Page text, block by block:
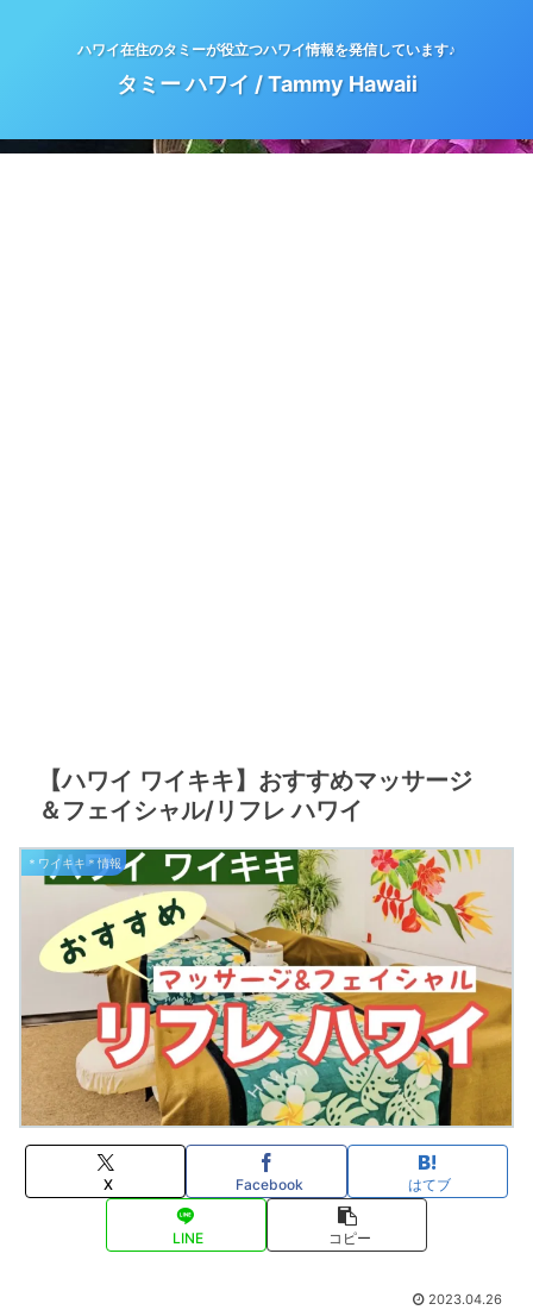
ハワイ在住のタミーが役立つハワイ情報を発信しています♪
タミー ハワイ / Tammy Hawaii
【ハワイ ワイキキ】おすすめマッサージ
＆フェイシャル/リフレ ハワイ
＊ワイキキ＊情報
X Facebook はてブ
LINE コピー
2023.04.26